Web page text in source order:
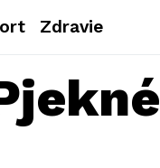
Zdravie